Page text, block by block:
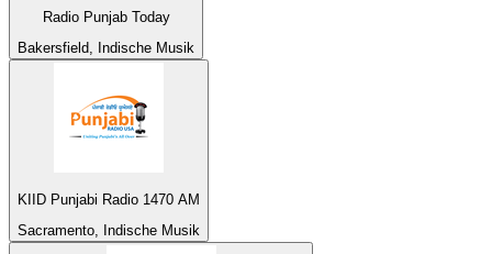
Radio Punjab Today
Bakersfield, Indische Musik
KIID Punjabi Radio 1470 AM
Sacramento, Indische Musik